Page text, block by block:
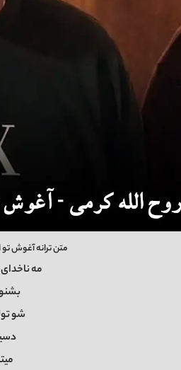
متن ترانه آغوش
مه
شو